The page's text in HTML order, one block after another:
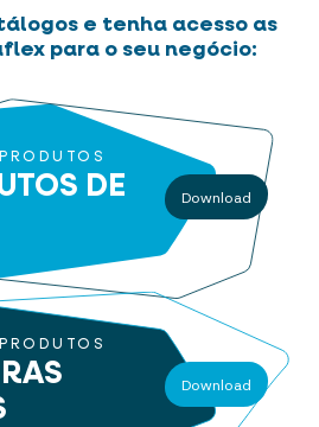
e tenha acesso as
para o seu negócio:
DE
Download
Download